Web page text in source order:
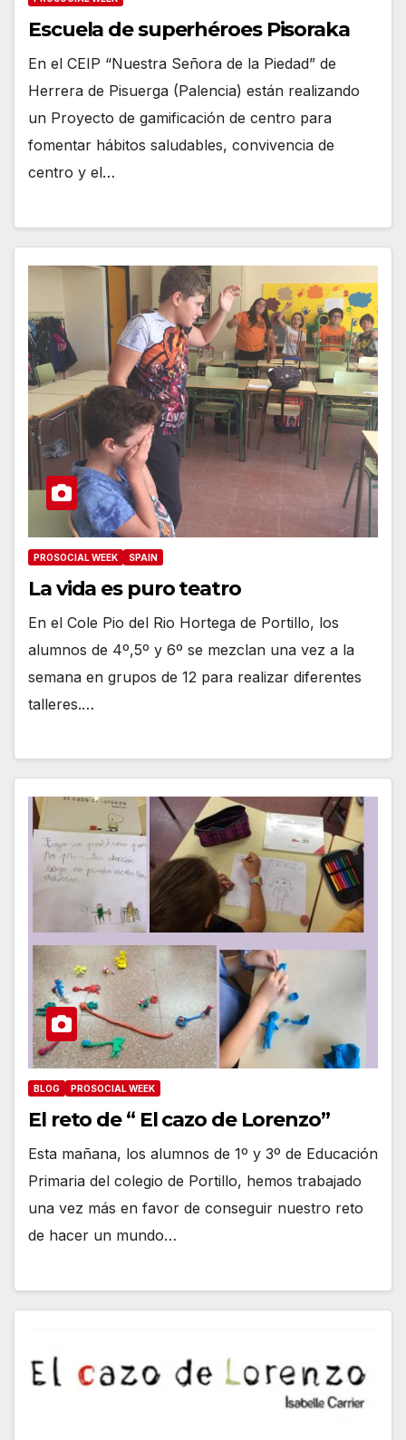
Escuela de superhéroes Pisoraka
En el CEIP “Nuestra Señora de la Piedad” de
Herrera de Pisuerga (Palencia) están realizando
un Proyecto de gamificación de centro para
fomentar hábitos saludables, convivencia de
centro y el…
PROSOCIAL WEEK SPAIN
La vida es puro teatro
En el Cole Pio del Rio Hortega de Portillo, los
alumnos de 4º,5º y 6º se mezclan una vez a la
semana en grupos de 12 para realizar diferentes
talleres.…
BLOG PROSOCIAL WEEK
El reto de “ El cazo de Lorenzo”
Esta mañana, los alumnos de 1º y 3º de Educación
Primaria del colegio de Portillo, hemos trabajado
una vez más en favor de conseguir nuestro reto
de hacer un mundo…